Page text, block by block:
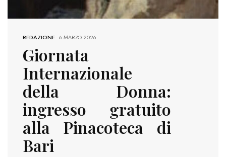
REDAZIONE-6 MARZO 2026
Giornata
Internazionale
della Donna:
ingresso gratuito
alla Pinacoteca di
Bari